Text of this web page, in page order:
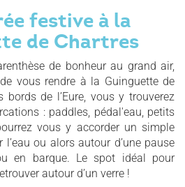
festive à la
de Chartres
de bonheur au grand air,
vous rendre à la Guinguette de
bords de l’Eure, vous y trouverez
: paddles, pédal'eau, petits
vous y accorder un simple
ou alors autour d’une pause
en barque. Le spot idéal pour
autour d’un verre !